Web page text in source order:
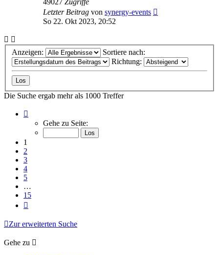
Letzter Beitrag von synergy-events
So 22. Okt 2023, 20:52
Anzeigen:
Sortiere nach:
Richtung:
Die Suche ergab mehr als 1000 Treffer
von
Gehe zu Seite:
1
2
3
4
5
…
15
Zur erweiterten Suche
Gehe zu